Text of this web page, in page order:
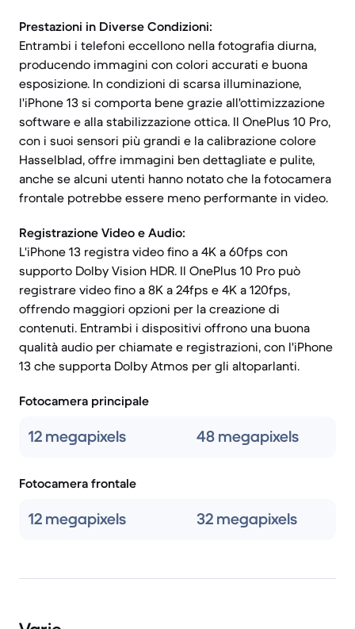
Prestazioni in Diverse Condizioni:
Entrambi i telefoni eccellono nella fotografia diurna,
producendo immagini con colori accurati e buona
esposizione. In condizioni di scarsa illuminazione,
l'iPhone 13 si comporta bene grazie all'ottimizzazione
software e alla stabilizzazione ottica. Il OnePlus 10 Pro,
con i suoi sensori più grandi e la calibrazione colore
Hasselblad, offre immagini ben dettagliate e pulite,
anche se alcuni utenti hanno notato che la fotocamera
frontale potrebbe essere meno performante in video.
Registrazione Video e Audio:
L'iPhone 13 registra video fino a 4K a 60fps con
supporto Dolby Vision HDR. Il OnePlus 10 Pro può
registrare video fino a 8K a 24fps e 4K a 120fps,
offrendo maggiori opzioni per la creazione di
contenuti. Entrambi i dispositivi offrono una buona
qualità audio per chiamate e registrazioni, con l'iPhone
13 che supporta Dolby Atmos per gli altoparlanti.
Fotocamera principale
12 megapixels 48 megapixels
Fotocamera frontale
12 megapixels 32 megapixels